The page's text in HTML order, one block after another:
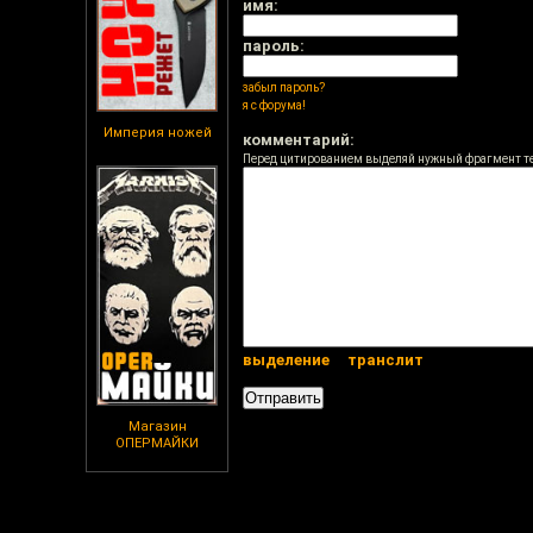
Империя ножей
Магазин
ОПЕРМАЙКИ
имя:
пароль:
забыл пароль?
я с форума!
комментарий:
Перед цитированием выделяй нужный фрагмент
выделение транслит